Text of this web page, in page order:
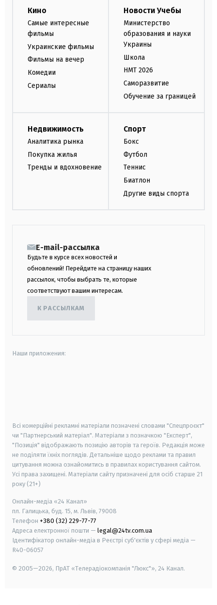
Кино
Самые интересные
фильмы
Украинские фильмы
Фильмы на вечер
Комедии
Сериалы
Новости Учебы
Министерство
образования и науки
Украины
Школа
НМТ 2026
Саморазвитие
Обучение за границей
Недвижимость
Аналитика рынка
Покупка жилья
Тренды и вдохновение
Спорт
Бокс
Футбол
Теннис
Биатлон
Другие виды спорта
E-mail-рассылка
Будьте в курсе всех новостей и
обновлений! Перейдите на страницу наших
рассылок, чтобы выбрать те, которые
соответствуют вашим интересам.
К РАССЫЛКАМ
Наши приложения:
Всі комерційні рекламні матеріали позначені словами "Спецпроєкт"
чи "Партнерський матеріал". Матеріали з позначкою "Експерт",
"Позиція" відображають позицію авторів та героїв. Редакція може
не поділяти їхніх поглядів. Детальніше щодо реклами та правил
цитування можна ознайомитись в правилах користування сайтом.
Усі права захищені. Матеріали сайту призначені для осіб старше 21
року (21+)
Онлайн-медіа «24 Канал»
пл. Галицька, буд. 15, м. Львів, 79008
Телефон +380 (32) 229-77-77
Адреса електронної пошти — legal@24tv.com.ua
Ідентифікатор онлайн-медіа в Реєстрі суб'єктів у сфері медіа —
R40-06057
© 2005—2026, ПрАТ «Телерадіокомпанія "Люкс"», 24 Канал.